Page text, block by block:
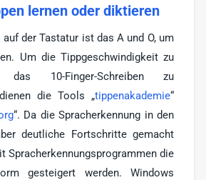
lernen oder diktieren
der Tastatur ist das A und O, um
Um die Tippgeschwindigkeit zu
10-Finger-Schreiben zu
die Tools „tippenakademie“
“. Da die Spracherkennung in den
deutliche Fortschritte gemacht
Spracherkennungsprogrammen die
gesteigert werden. Windows